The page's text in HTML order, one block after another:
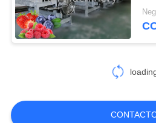
Equipo de